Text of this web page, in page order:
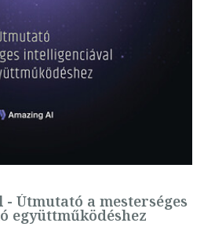
Útmutató a mesterséges
együttműködéshez